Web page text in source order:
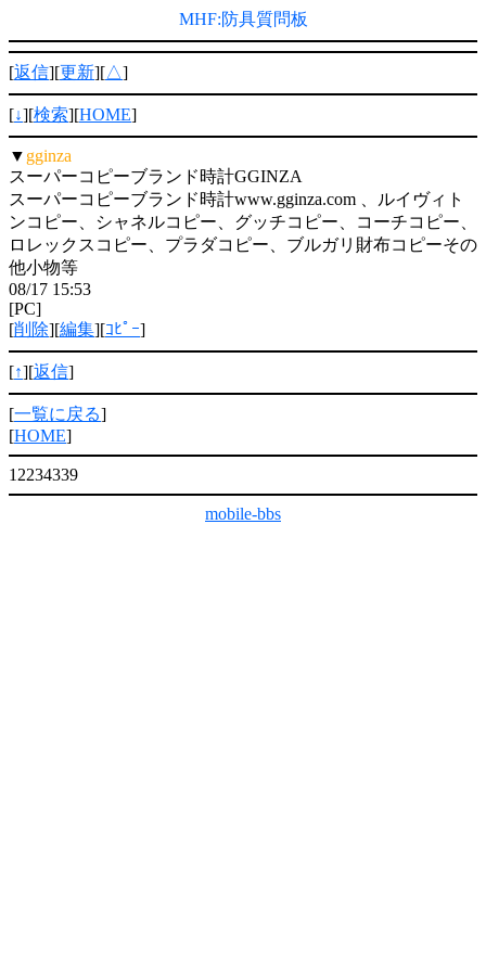
MHF:防具質問板
[返信][更新][△]
[↓][検索][HOME]
▼ gginza
スーパーコピーブランド時計GGINZA
スーパーコピーブランド時計www.gginza.com 、ルイヴィト
ンコピー、シャネルコピー、グッチコピー、コーチコピー、
ロレックスコピー、プラダコピー、ブルガリ財布コピーその
他小物等
08/17 15:53
[PC]
[削除][編集][ｺﾋﾟｰ]
[↑][返信]
[一覧に戻る]
[HOME]
12234339
mobile-bbs